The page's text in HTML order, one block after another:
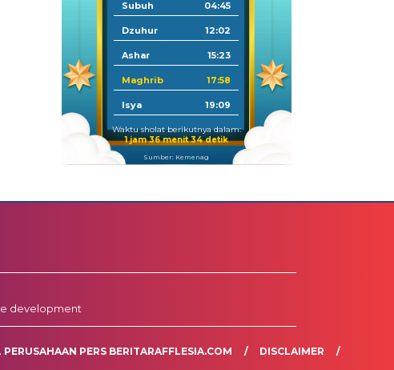
Subuh 04:45
Dzuhur 12:02
Ashar 15:23
Maghrib 17:58
Isya 19:09
Waktu sholat berikutnya dalam:
1 jam 36 menit 33 detik
Sumber: Kemenag
development
PERS BERITARAFFLESIA.COM DISCLAIMER